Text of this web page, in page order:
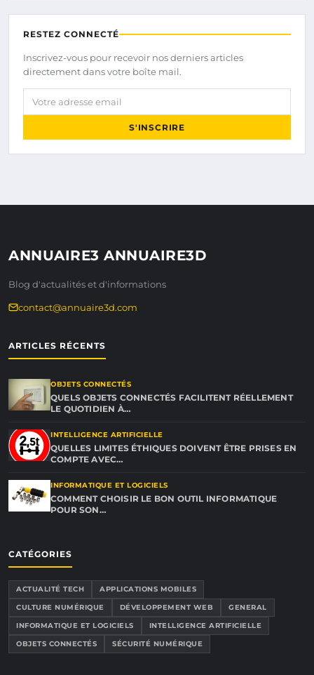
RESTEZ CONNECTÉ
Inscrivez-vous pour recevoir nos derniers articles
directement dans votre boîte mail.
Votre adresse email
S'INSCRIRE
ANNUAIRE3 ANNUAIRE3D
Blog d'actualités et d'informations
contact@annuaire3d.com
ARTICLES RÉCENTS
OBJETS CONNECTÉS
QUELS OBJETS CONNECTÉS FACILITENT RÉELLEMENT
LE QUOTIDIEN À…
INTELLIGENCE ARTIFICIELLE
QUELLES LIMITES ÉTHIQUES DOIVENT ÊTRE PRISES EN
COMPTE AVEC…
INFORMATIQUE ET LOGICIELS
COMMENT CHOISIR LE BON OUTIL INFORMATIQUE
POUR SON…
CATÉGORIES
ACTUALITÉ TECH
APPLICATIONS MOBILES
CULTURE NUMÉRIQUE
DÉVELOPPEMENT WEB
GENERAL
INFORMATIQUE ET LOGICIELS
INTELLIGENCE ARTIFICIELLE
OBJETS CONNECTÉS
SÉCURITÉ NUMÉRIQUE